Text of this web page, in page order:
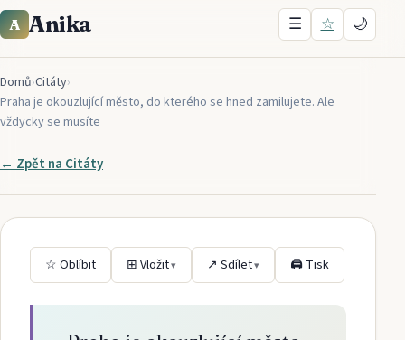
A Anika ☰ ☆ 🌙
Domů›Citáty›
Praha je okouzlující město, do kterého se hned zamilujete. Ale
vždycky se musíte
← Zpět na Citáty
☆ Oblíbit ⊞ Vložit▾ ↗ Sdílet▾ 🖨 Tisk